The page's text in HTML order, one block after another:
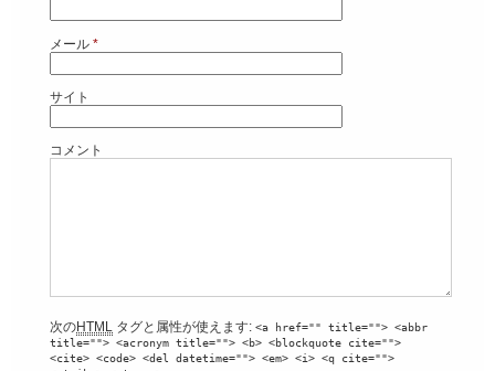
メール *
サイト
コメント
次のHTML タグと属性が使えます: <a href="" title=""> <abbr
title=""> <acronym title=""> <b> <blockquote cite="">
<cite> <code> <del datetime=""> <em> <i> <q cite="">